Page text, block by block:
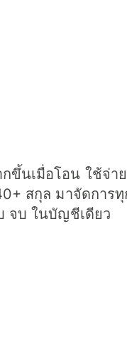
ขึ้นเมื่อโอน ใช้จ่า
สกุล มาจัดการ
จบ ในบัญชีเดียว